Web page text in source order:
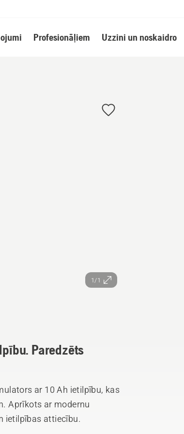
Profesionāļiem Uzzini un noskaidro
1/1
Paredzēts
ar 10 Ah ietilpību, kas
Aprīkots ar modernu
ietilpības attiecību.